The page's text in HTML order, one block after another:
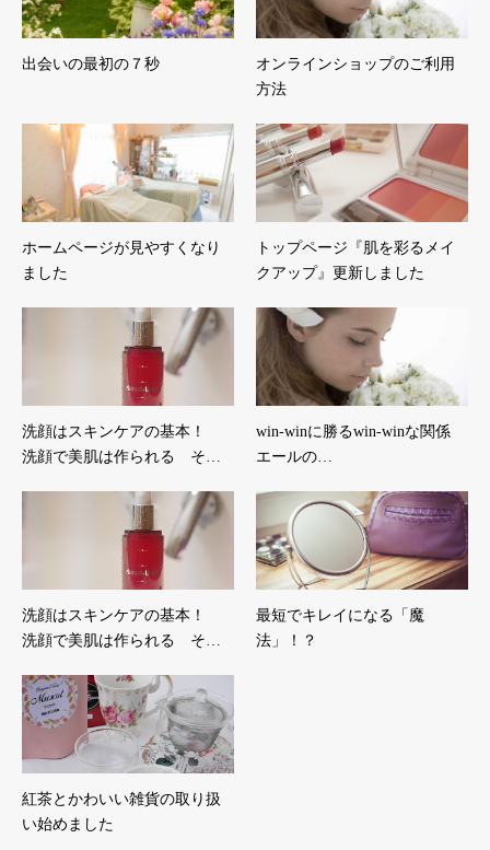
出会いの最初の７秒
オンラインショップのご利用
方法
ホームページが見やすくなり
ました
トップページ『肌を彩るメイ
クアップ』更新しました
洗顔はスキンケアの基本！
洗顔で美肌は作られる そ…
win-winに勝るwin-winな関係
エールの…
洗顔はスキンケアの基本！
洗顔で美肌は作られる そ…
最短でキレイになる「魔
法」！？
紅茶とかわいい雑貨の取り扱
い始めました